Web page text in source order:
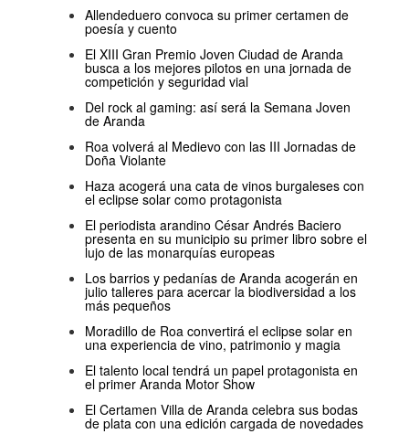
Allendeduero convoca su primer certamen de
poesía y cuento
El XIII Gran Premio Joven Ciudad de Aranda
busca a los mejores pilotos en una jornada de
competición y seguridad vial
Del rock al gaming: así será la Semana Joven
de Aranda
Roa volverá al Medievo con las III Jornadas de
Doña Violante
Haza acogerá una cata de vinos burgaleses con
el eclipse solar como protagonista
El periodista arandino César Andrés Baciero
presenta en su municipio su primer libro sobre el
lujo de las monarquías europeas
Los barrios y pedanías de Aranda acogerán en
julio talleres para acercar la biodiversidad a los
más pequeños
Moradillo de Roa convertirá el eclipse solar en
una experiencia de vino, patrimonio y magia
El talento local tendrá un papel protagonista en
el primer Aranda Motor Show
El Certamen Villa de Aranda celebra sus bodas
de plata con una edición cargada de novedades